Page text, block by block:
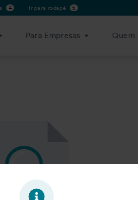
4 Ir para rodapé 5
Para Empresas Quem